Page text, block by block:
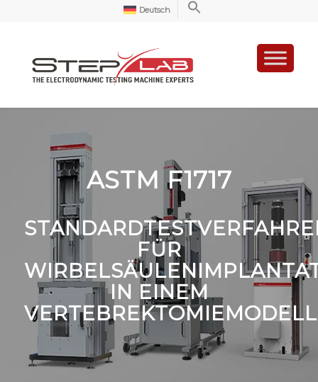
Deutsch
ASTM F1717
FÜR
IN EINEM
VERTEBREKTOMIEMODELL